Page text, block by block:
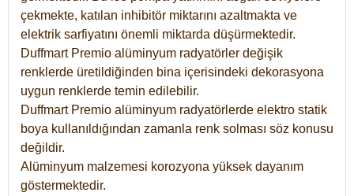
çekmekte, katılan inhibitör miktarını azaltmakta ve
elektrik sarfiyatını önemli miktarda düşürmektedir.
Duffmart Premio alüminyum radyatörler değişik
renklerde üretildiğinden bina içerisindeki dekorasyona
uygun renklerde temin edilebilir.
Duffmart Premio alüminyum radyatörlerde elektro statik
boya kullanıldığından zamanla renk solması söz konusu
değildir.
Alüminyum malzemesi korozyona yüksek dayanım
göstermektedir.